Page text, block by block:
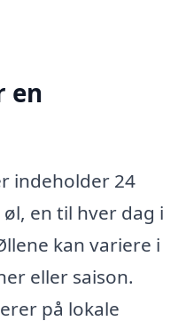
en
indeholder 24
en til hver dag i
kan variere i
eller saison.
på lokale